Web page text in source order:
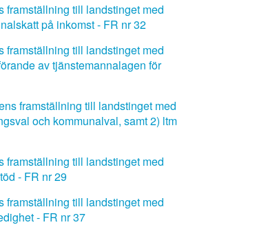
framställning till landstinget med
på inkomst - FR nr 32
framställning till landstinget med
av tjänstemannalagen för
framställning till landstinget med
och kommunalval, samt 2) ltm
framställning till landstinget med
- FR nr 29
framställning till landstinget med
- FR nr 37